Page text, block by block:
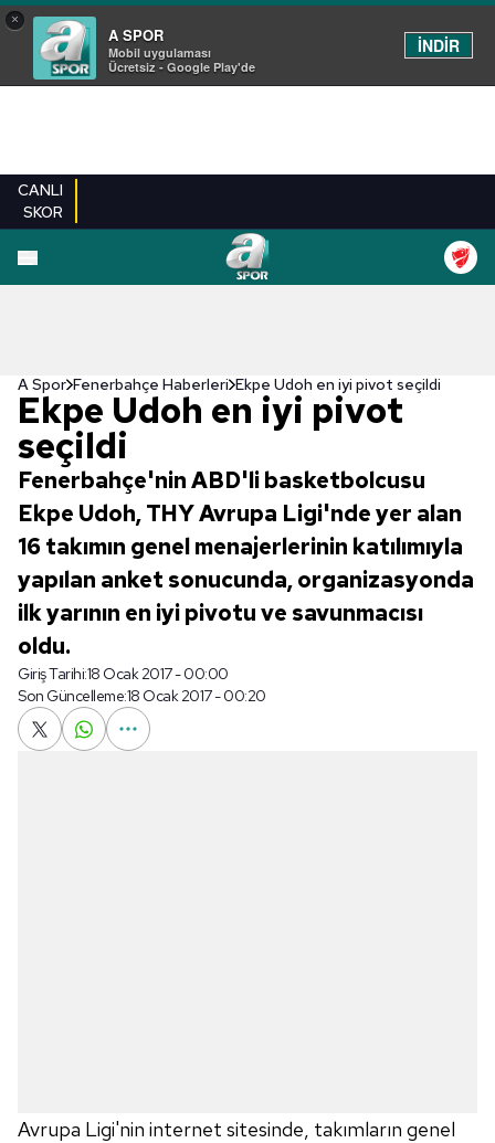
×
A SPOR
Mobil uygulaması
Ücretsiz - Google Play'de
İNDİR
CANLI
SKOR
A Spor Fenerbahçe Haberleri Ekpe Udoh en iyi pivot seçildi
Ekpe Udoh en iyi pivot
seçildi
Fenerbahçe'nin ABD'li basketbolcusu
Ekpe Udoh, THY Avrupa Ligi'nde yer alan
16 takımın genel menajerlerinin katılımıyla
yapılan anket sonucunda, organizasyonda
ilk yarının en iyi pivotu ve savunmacısı
oldu.
Giriş Tarihi:18 Ocak 2017 - 00:00
Son Güncelleme:18 Ocak 2017 - 00:20
Avrupa Ligi'nin internet sitesinde, takımların genel